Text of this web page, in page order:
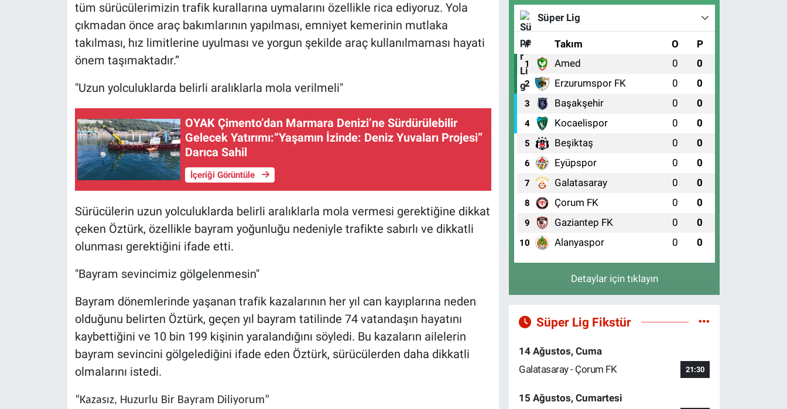
tüm sürücülerimizin trafik kurallarına uymalarını özellikle rica ediyoruz. Yola
çıkmadan önce araç bakımlarının yapılması, emniyet kemerinin mutlaka
takılması, hız limitlerine uyulması ve yorgun şekilde araç kullanılmaması hayati
önem taşımaktadır.”
"Uzun yolculuklarda belirli aralıklarla mola verilmeli"
OYAK Çimento’dan Marmara Denizi’ne Sürdürülebilir
Gelecek Yatırımı:“Yaşamın İzinde: Deniz Yuvaları Projesi”
Darıca Sahil
İçeriği Görüntüle
Sürücülerin uzun yolculuklarda belirli aralıklarla mola vermesi gerektiğine dikkat
çeken Öztürk, özellikle bayram yoğunluğu nedeniyle trafikte sabırlı ve dikkatli
olunması gerektiğini ifade etti.
"Bayram sevincimiz gölgelenmesin"
Bayram dönemlerinde yaşanan trafik kazalarının her yıl can kayıplarına neden
olduğunu belirten Öztürk, geçen yıl bayram tatilinde 74 vatandaşın hayatını
kaybettiğini ve 10 bin 199 kişinin yaralandığını söyledi. Bu kazaların ailelerin
bayram sevincini gölgelediğini ifade eden Öztürk, sürücülerden daha dikkatli
olmalarını istedi.
“Kazasız, Huzurlu Bir Bayram Diliyorum”
Süper Lig
# Takım O P
1 Amed 0 0
2 Erzurumspor FK 0 0
3 Başakşehir 0 0
4 Kocaelispor 0 0
5 Beşiktaş 0 0
6 Eyüpspor 0 0
7 Galatasaray 0 0
8 Çorum FK 0 0
9 Gaziantep FK 0 0
10 Alanyaspor 0 0
Detaylar için tıklayın
Süper Lig Fikstür
14 Ağustos, Cuma
Galatasaray - Çorum FK
21:30
15 Ağustos, Cumartesi